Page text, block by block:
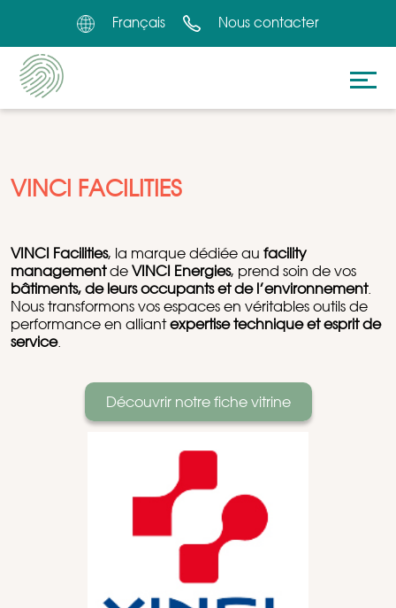
Français Nous contacter
VINCI FACILITIES
VINCI Facilities, la marque dédiée au facility
managementde VINCI Energies, prend soin de vos
bâtiments, de leurs occupants et de l’environnement.
Nous transformons vos espaces en véritables outils de
performance en alliantexpertise technique et esprit de
service.
Découvrir notre fiche vitrine